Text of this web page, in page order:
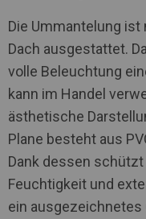
Die Ummantelung
Dach ausgestattet.
volle Beleuchtung
kann im Handel
ästhetische
Plane besteht aus
Dank dessen
Feuchtigkeit und
ein ausgezeichnetes